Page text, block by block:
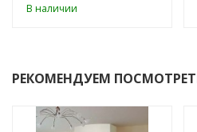
В наличии
РЕКОМЕНДУЕМ